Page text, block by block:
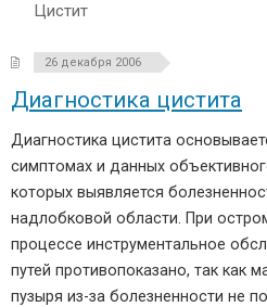
Цистит
26 декабря 2006
Диагностика цистита
Диагностика цистита
симптомах и данных
которых выявляется
надлобковой области. При
процессе инструментальное
путей противопоказано, так как
пузыря из-за болезненности не